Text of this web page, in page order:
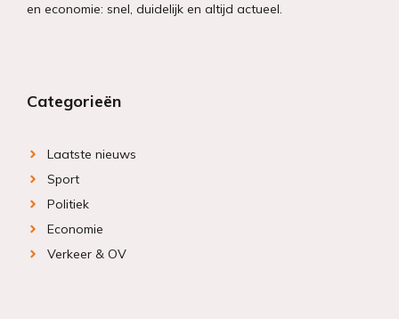
en economie: snel, duidelijk en altijd actueel.
Categorieën
Laatste nieuws
Sport
Politiek
Economie
Verkeer & OV